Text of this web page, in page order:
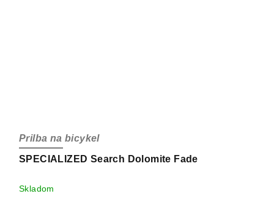
SPECIALIZED Search Dolomite Fade
Prilba na bicykel
Skladom